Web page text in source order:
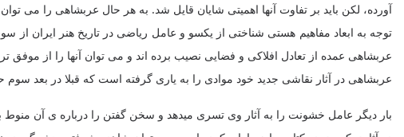
آورده، لكن باید بر تفاوت آنها اهمیتی شایان قایل شد. به هر حال عربشاهی را می
توجه به ابعاد مفاهیم هستی شناختی از یکسو و عامل ریاضی در تاريخ هنر ایران از
عربشاهی عمده از تعادل افلاکی و فضایی نصیب برده اند و می توان آنها را از موفق
عربشاهی در آثار نقاشی جدید خود موادی را به یاری گرفته است که قبلا در بعد
بار دیگر عامل خشونت را به آثار وى تسری میدهد و سخن گفتن را درباره ی آن منوط